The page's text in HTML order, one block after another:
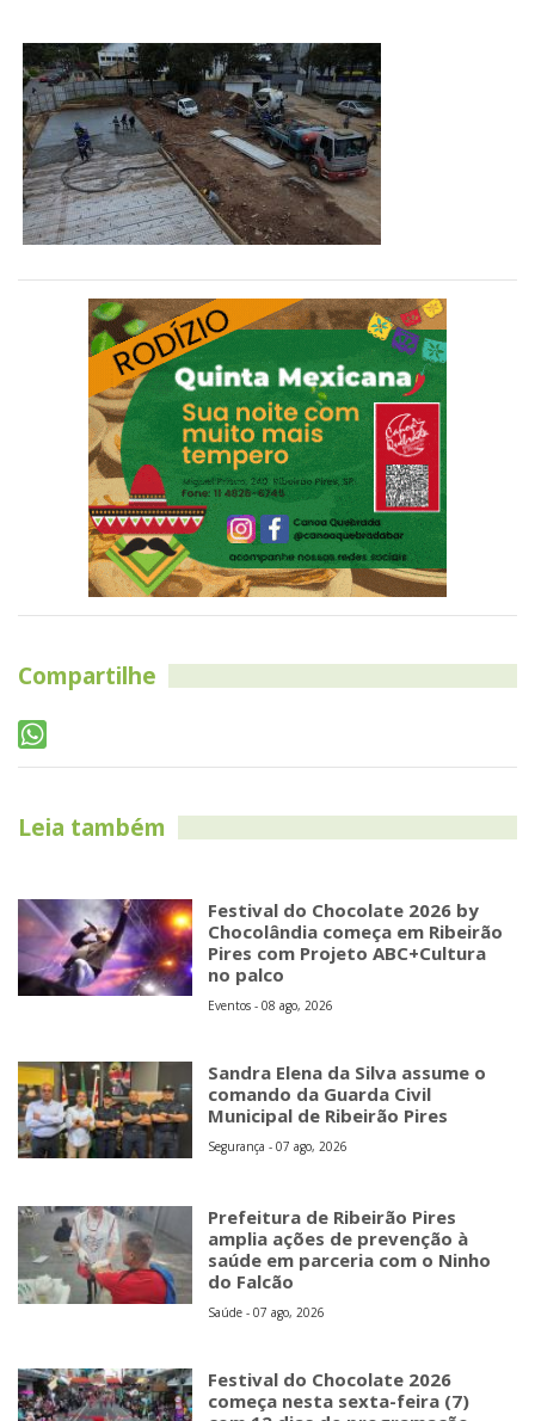
Compartilhe
Leia também
Festival do Chocolate 2026 by
Chocolândia começa em Ribeirão
Pires com Projeto ABC+Cultura
no palco
Eventos - 08 ago, 2026
Sandra Elena da Silva assume o
comando da Guarda Civil
Municipal de Ribeirão Pires
Segurança - 07 ago, 2026
Prefeitura de Ribeirão Pires
amplia ações de prevenção à
saúde em parceria com o Ninho
do Falcão
Saúde - 07 ago, 2026
Festival do Chocolate 2026
começa nesta sexta-feira (7)